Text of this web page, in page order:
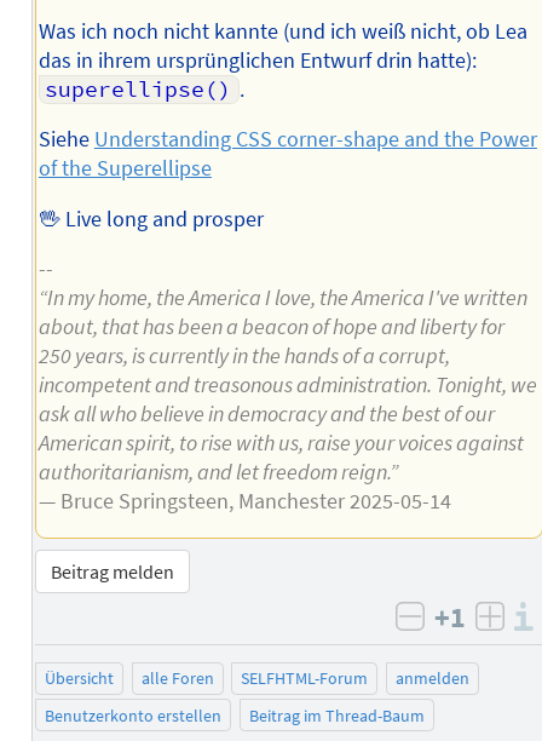
Was ich noch nicht kannte (und ich weiß nicht, ob Lea
das in ihrem ursprünglichen Entwurf drin hatte):
superellipse() .
Siehe Understanding CSS corner-shape and the Power
of the Superellipse
🖖 Live long and prosper
--
“In my home, the America I love, the America I've written
about, that has been a beacon of hope and liberty for
250 years, is currently in the hands of a corrupt,
incompetent and treasonous administration. Tonight, we
ask all who believe in democracy and the best of our
American spirit, to rise with us, raise your voices against
authoritarianism, and let freedom reign.”
— Bruce Springsteen, Manchester 2025-05-14
Beitrag melden
negativ
+1
Übersicht alle Foren SELFHTML-Forum
anmelden
Benutzerkonto erstellen
Beitrag im Thread-Baum